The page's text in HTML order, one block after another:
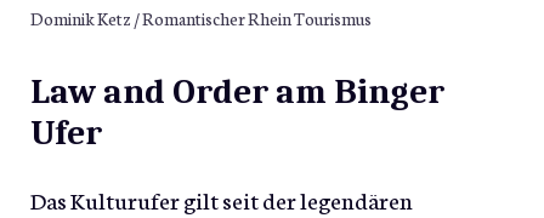
Dominik Ketz / Romantischer Rhein Tourismus
Law and Order am Binger
Ufer
Das Kulturufer gilt seit der legendären